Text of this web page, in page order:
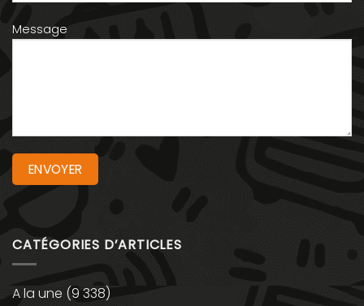
Message
CATÉGORIES D’ARTICLES
A la une (9 338)